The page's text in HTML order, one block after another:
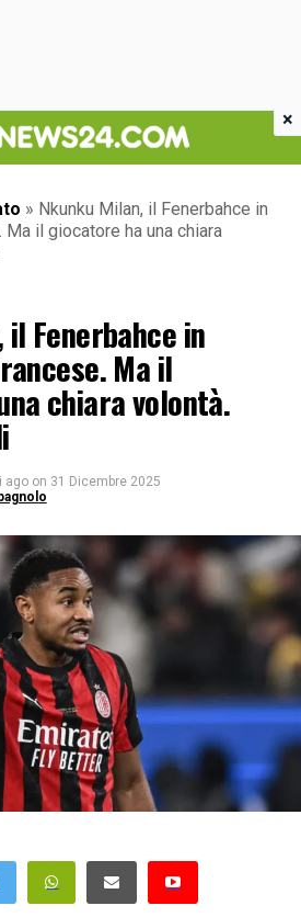
» Nkunku Milan, il Fenerbahce in
il giocatore ha una chiara
Fenerbahce in
Ma il
chiara volontà.
ago on 31 Dicembre 2025
×